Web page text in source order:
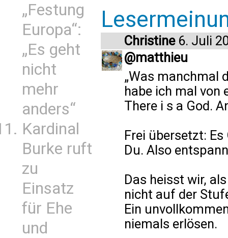
„Festung
Europa“:
„Es geht
nicht
mehr
anders“
Kardinal
Burke ruft
zu
Einsatz
für Ehe
und
Christine6. Juli
@matthieu
„Was manchmal
habe ich mal von
There i s a God.
Frei übersetzt:
Du. Also
Das heisst wir,
nicht auf der
Ein
niemals erlösen.